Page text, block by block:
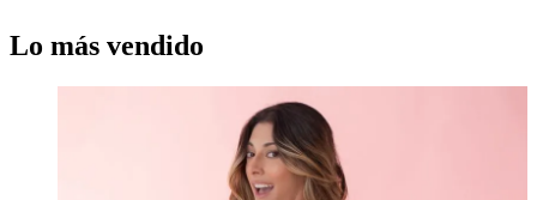
Lo más vendido